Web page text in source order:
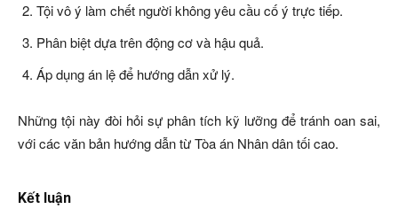
Tội vô ý làm chết người không yêu cầu cố ý trực tiếp.
Phân biệt dựa trên động cơ và hậu quả.
Áp dụng án lệ để hướng dẫn xử lý.
Những tội này đòi hỏi sự phân tích kỹ lưỡng để tránh oan sai,
với các văn bản hướng dẫn từ Tòa án Nhân dân tối cao.
Kết luận